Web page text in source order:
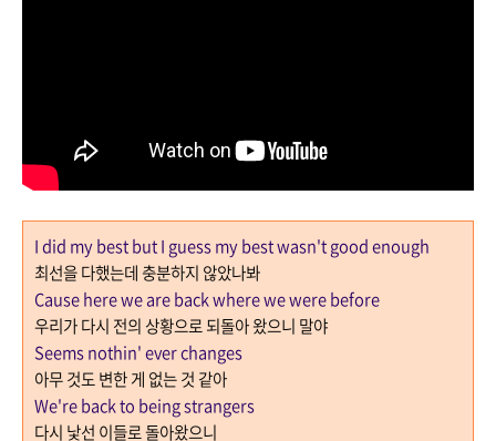
I did my best but I guess my best wasn't good enough
최선을 다했는데 충분하지 않았나봐
Cause here we are back where we were before
우리가 다시 전의 상황으로 되돌아 왔으니 말야
Seems nothin' ever changes
아무 것도 변한 게 없는 것 같아
We're back to being strangers
다시 낯선 이들로 돌아왔으니